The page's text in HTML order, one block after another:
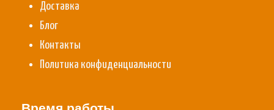
Доставка
Блог
Контакты
Политика конфиденциальности